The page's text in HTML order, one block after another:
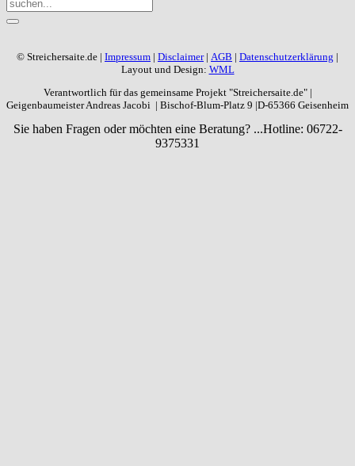
© Streichersaite.de | Impressum | Disclaimer| AGB | Datenschutzerklärung |
Layout und Design: WML
Verantwortlich für das gemeinsame Projekt "Streichersaite.de" |
Geigenbaumeister Andreas Jacobi | Bischof-Blum-Platz 9 |D-65366 Geisenheim
Sie haben Fragen oder möchten eine Beratung? ...Hotline: 06722-
9375331